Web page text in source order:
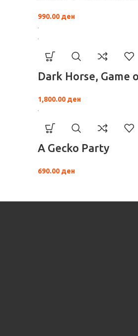
990.00 ден
Dark Horse, Game
1,800.00 ден
A Gecko Party
690.00 ден